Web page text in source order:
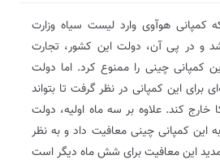
کمپانی هوآوی وارد لیست سیاه وزارت
و در پی آن، دولت این کشور، تجارت
کمپانی چینی را ممنوع کرد. اما دولت
برای این کمپانی در نظر گرفت تا بتواند
خارج کند. علاوه بر سه ماه اولیه، دولت
این کمپانی چینی معافیت داد و به نظر
این معافیت برای شش ماه دیگر است